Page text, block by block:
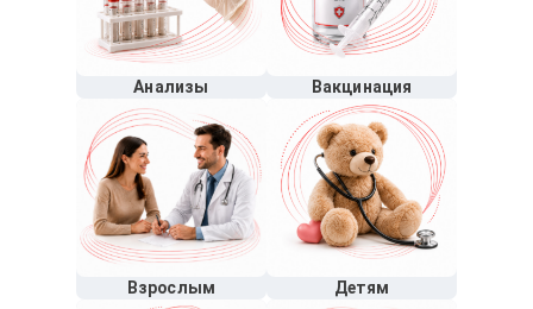
Анализы Вакцинация
Взрослым Детям